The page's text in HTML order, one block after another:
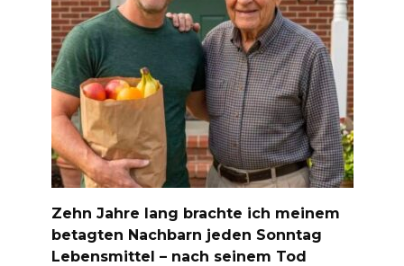
Zehn Jahre lang brachte ich meinem
betagten Nachbarn jeden Sonntag
Lebensmittel – nach seinem Tod